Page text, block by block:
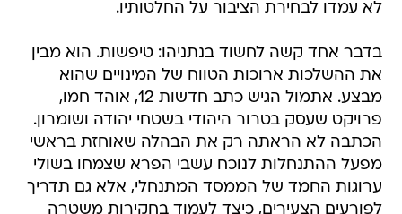
לא עמדו לבחירת הציבור על החלטותיו.
בדבר אחד קשה לחשוד בנתניהו: טיפשות. הוא מבין
את ההשלכות ארוכות הטווח של המינויים שהוא
מבצע. אתמול הגיש כתב חדשות 12, אוהד חמו,
פרויקט שעסק בטרור היהודי בשטחי יהודה ושומרון.
הכתבה לא הראתה רק את הבהלה שאוחזת בראשי
מפעל ההתנחלות לנוכח עשבי הפרא שצמחו בשולי
ערוגות החמד של הממסד המתנחלי, אלא גם תדריך
לפורעים הצעירים, כיצד לעמוד בחקירות משטרה